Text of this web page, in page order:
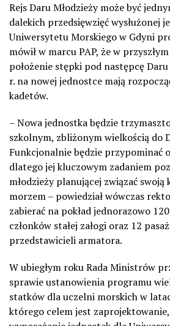
Rejs Daru Młodzieży może być
dalekich przedsięwzięć wysłużonej
Uniwersytetu Morskiego w Gdyni
mówił w marcu PAP, że w
położenie stępki pod następcę Daru
r. na nowej jednostce mają
kadetów.
– Nowa jednostka będzie
szkolnym, zbliżonym wielkością do
Funkcjonalnie będzie przypominać
dlatego jej kluczowym zadaniem
młodzieży planującej związać swoją
morzem – powiedział wówczas
zabierać na pokład jednorazowo
członków stałej załogi oraz 12
przedstawicieli armatora.
W ubiegłym roku Rada Ministrów
sprawie ustanowienia programu
statków dla uczelni morskich w
którego celem jest